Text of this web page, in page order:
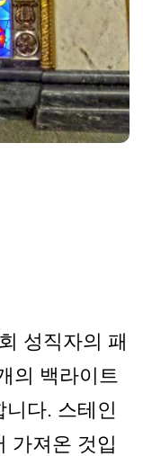
성직자의 패
의 백라이트
다. 스테인
가져온 것입